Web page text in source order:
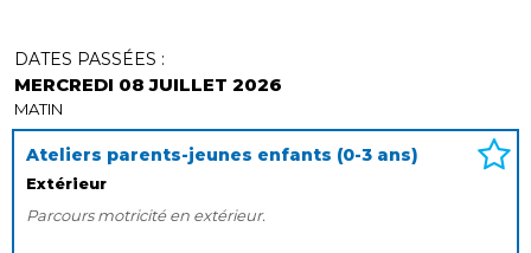
Ateliers parents-jeunes enfants (0-3 ans)
Extérieur
DATES PASSÉES :
MERCREDI 08 JUILLET 2026
MATIN
Parcours motricité en extérieur.